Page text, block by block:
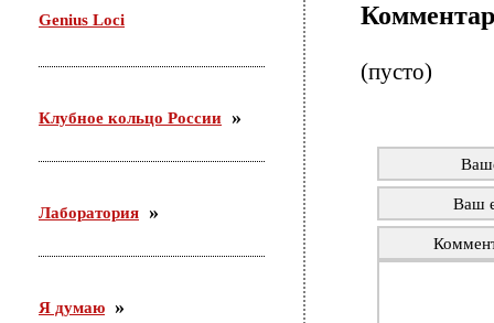
29 октября проводила семинар в Доме молодежи
Железнодорожного района г. Новосибирска. Тема:
«Актуальные подходы организации работы с
молодежью по месту жительства».
Genius Loci
Клубное кольцо России
Лаборатория
Я думаю
(пусто)
Ваш